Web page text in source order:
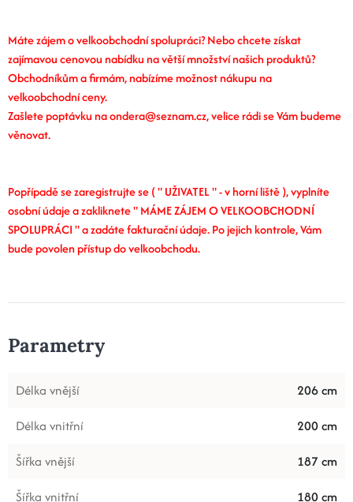
Máte zájem o velkoobchodní spolupráci? Nebo chcete získat
zajímavou cenovou nabídku na větší množství našich produktů?
Obchodníkům a firmám, nabízíme možnost nákupu na
velkoobchodní ceny.
Zašlete poptávku na ondera@seznam.cz, velice rádi se Vám budeme
věnovat.
Popřípadě se zaregistrujte se ( " UŽIVATEL " - v horní liště ), vyplníte
osobní údaje a zakliknete " MÁME ZÁJEM O VELKOOBCHODNÍ
SPOLUPRÁCI " a zadáte fakturační údaje. Po jejich kontrole, Vám
bude povolen přístup do velkoobchodu.
Parametry
Délka vnější
206 cm
Délka vnitřní
200 cm
Šířka vnější
187 cm
Šířka vnitřní
180 cm